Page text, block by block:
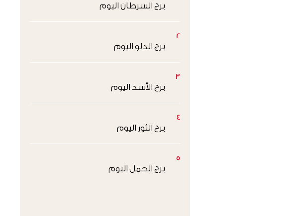
برج السرطان اليوم
2
برج الدلو اليوم
3
برج الأسد اليوم
4
برج الثور اليوم
5
برج الحمل اليوم